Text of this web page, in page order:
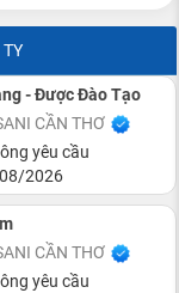
TY
- Được Đào Tạo
CẦN THƠ
yêu cầu
2026
CẦN THƠ
yêu cầu